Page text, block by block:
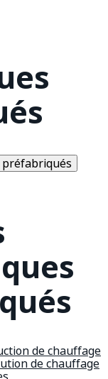
de chauffage
de chauffage